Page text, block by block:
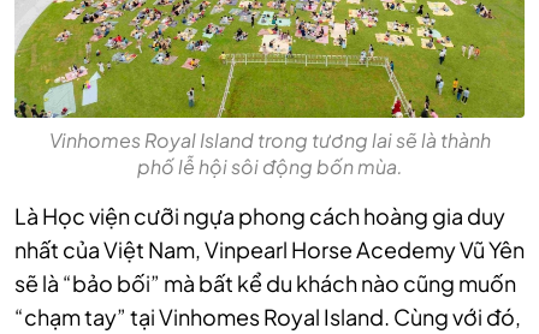
Vinhomes Royal Island trong tương lai sẽ là thành
phố lễ hội sôi động bốn mùa.
Là Học viện cưỡi ngựa phong cách hoàng gia duy
nhất của Việt Nam, Vinpearl Horse Acedemy Vũ Yên
sẽ là “bảo bối” mà bất kể du khách nào cũng muốn
“chạm tay” tại Vinhomes Royal Island. Cùng với đó,